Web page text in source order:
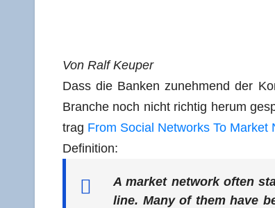
Von Ralf Keuper
Dass die Ban­ken zuneh­mend der
Bran­che noch nicht rich­tig her­um
trag From Social Net­works To Mar­ket
Defi­ni­ti­on:
A mar­ket net­work often
line. Many of them have